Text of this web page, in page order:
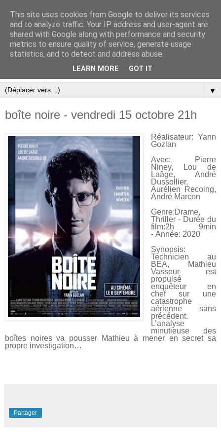
▼
boîte noire - vendredi 15 octobre 21h
Réalisateur: Yann
Gozlan
Avec: Pierre
Niney, Lou de
Laâge, André
Dussollier,
Aurélien Recoing,
André Marcon
Genre:Drame,
Thriller - Durée du
film:2h 9min
-Année: 2020
Synopsis:
Technicien au
BEA, Mathieu
Vasseur est
propulsé
enquêteur en
chefsur une
catastrophe
aérienne sans
précédent.
L’analyse
minutieuse des
boîtes noires va pousser Mathieu à mener en secret sa
propre investigation…
Partager
This site uses cookies from Google to deliver its services
and to analyze traffic. Your IP address and user-agent are
shared with Google along with performance and security
metrics to ensure quality of service, generate usage
statistics, and to detect and address abuse.
LEARN MORE GOT IT